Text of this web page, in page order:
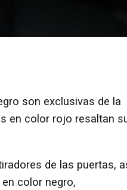
son exclusivas de la
en color rojo resaltan
de las puertas,
color negro,